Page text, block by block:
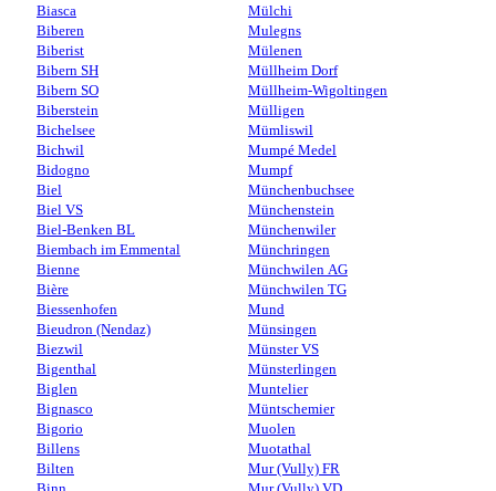
Biasca
Biberen
Biberist
Bibern SH
Bibern SO
Biberstein
Bichelsee
Bichwil
Bidogno
Biel
Biel VS
Biel-Benken BL
Biembach im Emmental
Bienne
Bière
Biessenhofen
Bieudron (Nendaz)
Biezwil
Bigenthal
Biglen
Bignasco
Bigorio
Billens
Bilten
Mülchi
Mulegns
Mülenen
Müllheim Dorf
Müllheim-Wigoltingen
Mülligen
Mümliswil
Mumpé Medel
Mumpf
Münchenbuchsee
Münchenstein
Münchenwiler
Münchringen
Münchwilen AG
Münchwilen TG
Mund
Münsingen
Münster VS
Münsterlingen
Muntelier
Müntschemier
Muolen
Muotathal
Mur (Vully) FR